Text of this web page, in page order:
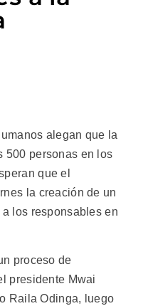
alegan que la
500 personas en los
que el
la creación de un
los responsables en
proceso de
presidente Mwai
Raila Odinga, luego